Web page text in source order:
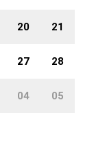
20 21
27 28
04 05